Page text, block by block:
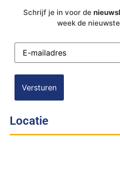
Schrijf je in voor de
week de
E-
mailadres(Vereist)
Locatie